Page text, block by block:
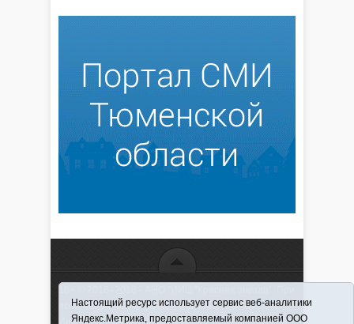
использовании материалов ссылка обязательна
Информационная лента выходит при финансовой
Настоящий ресурс использует сервис веб-аналитики
Яндекс.Метрика, предоставляемый компанией ООО